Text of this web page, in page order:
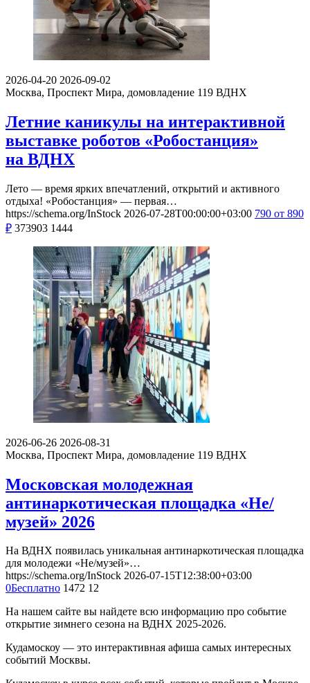
2026-04-20 2026-09-02
Москва, Проспект Мира, домовладение 119 ВДНХ
Летние каникулы на интерактивной
выставке роботов «Робостанция»
на ВДНХ
Лето — время ярких впечатлений, открытий и активного
отдыха! «Робостанция» — первая…
https://schema.org/InStock 2026-07-28T00:00:00+03:00 790 от 890
₽ 373903 1444
2026-06-26 2026-08-31
Москва, Проспект Мира, домовладение 119 ВДНХ
Московская молодежная
антинаркотическая площадка «Не/
музей» 2026
На ВДНХ появилась уникальная антинаркотическая площадка
для молодежи «Не/музей»…
https://schema.org/InStock 2026-07-15T12:38:00+03:00
0Бесплатно 1472 12
На нашем сайте вы найдете всю информацию про событие
открытие зимнего сезона на ВДНХ 2025-2026.
Кудамоскоу — это интерактивная афиша самых интересных
событий Москвы.